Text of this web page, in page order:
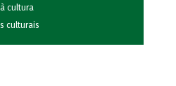
cultura
culturais